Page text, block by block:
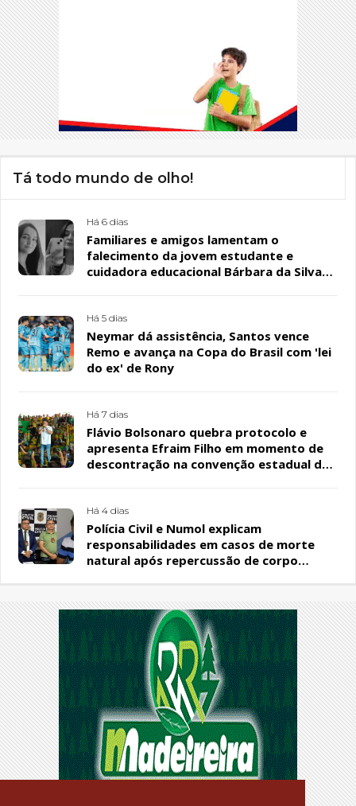
Tá todo mundo de olho!
Há 6 dias
Familiares e amigos lamentam o
falecimento da jovem estudante e
cuidadora educacional Bárbara da Silva
Há 5 dias
Neymar dá assistência, Santos vence
Remo e avança na Copa do Brasil com 'lei
do ex' de Rony
Há 7 dias
Flávio Bolsonaro quebra protocolo e
apresenta Efraim Filho em momento de
descontração na convenção estadual do
Há 4 dias
Polícia Civil e Numol explicam
responsabilidades em casos de morte
natural após repercussão de corpo